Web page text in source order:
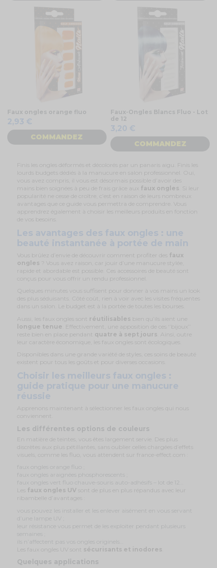
Faux ongles orange fluo
2,93 €
COMMANDEZ
Faux-Ongles Blancs Fluo - Lot
de 12
3,20 €
COMMANDEZ
Finis les ongles déformés et décolorés par un panaris aigu. Finis les
lourds budgets dédiés à la manucure en salon professionnel. Oui,
vous avez compris, il vous est désormais possible d’avoir des
mains bien soignées à peu de frais grâce aux faux ongles . Si leur
popularité ne cesse de croître, c’est en raison de leurs nombreux
avantages que ce guide vous permettra de comprendre. Vous
apprendrez également à choisir les meilleurs produits en fonction
de vos besoins.
Les avantages des faux ongles : une
beauté instantanée à portée de main
Vous brûlez d’envie de découvrir comment profiter des faux
ongles ? Vous avez raison, car jouir d’une manucure stylée,
rapide et abordable est possible. Ces accessoires de beauté sont
conçus pour vous offrir un rendu professionnel.
Quelques minutes vous suffisent pour donner à vos mains un look
des plus séduisants. Côté coût, rien à voir avec les visites fréquentes
dans un salon. Le budget est à la portée de toutes les bourses.
Aussi, les faux ongles sont réutilisables bien qu’ils aient une
longue tenue . Effectivement, une apposition de ces ‘’bijoux’’
reste bien en place pendant quatre à sept jours . Ainsi, outre
leur caractère économique, les faux ongles sont écologiques.
Disponibles dans une grande variété de styles, ces soins de beauté
existent pour tous les goûts et pour diverses occasions.
Choisir les meilleurs faux ongles :
guide pratique pour une manucure
réussie
Apprenons maintenant à sélectionner les faux ongles qui nous
conviennent.
Les différentes options de couleurs
En matière de teintes, vous êtes largement servie. Des plus
discrètes aux plus pétillantes, sans oublier celles chargées d’effets
visuels, comme les fluo, vous attendent sur france-effect.com :
faux ongles orange fluo ;
faux ongles araignées phosphorescents ;
faux ongles vert fluo chauve-souris auto-adhésifs – lot de 12…
Les faux ongles UV sont de plus en plus répandus avec leur
ribambelle d’avantages :
vous pouvez les installer et les enlever aisément en vous servant
d’une lampe UV ;
leur résistance vous permet de les exploiter pendant plusieurs
semaines ;
ils n’affectent pas vos ongles originels…
Les faux ongles UV sont sécurisants et inodores
Quelques applications